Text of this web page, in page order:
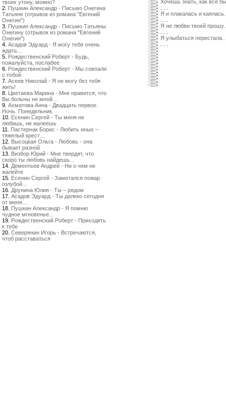
твоих утону, можно?
2. Пушкин Александр - Письмо Онегина
Татьяне (отрывок из романа "Евгений
Онегин")
3. Пушкин Александр - Письмо Татьяны
Онегину (отрывок из романа "Евгений
Онегин")
4. Асадов Эдуард - Я могу тебя очень
ждать…
5. Рождественский Роберт - Будь,
пожалуйста, послабее
6. Рождественский Роберт - Мы совпали
с тобой
7. Асеев Николай - Я не могу без тебя
жить!
8. Цветаева Марина - Мне нравится, что
Вы больны не мной…
9. Ахматова Анна - Двадцать первое.
Ночь. Понедельник.
10. Есенин Сергей - Ты меня не
любишь, не жалеешь
11. Пастернак Борис - Любить иных –
тяжелый крест…
12. Высоцкая Ольга - Любовь - она
бывает разной
13. Визбор Юрий - Мне твердят, что
скоро ты любовь найдешь...
14. Дементьев Андрей - Ни о чем не
жалейте
15. Есенин Сергей - Заметался пожар
голубой...
16. Друнина Юлия - Ты – рядом
17. Асадов Эдуард - Ты далеко сегодня
от меня…
18. Пушкин Александр - Я помню
чудное мгновенье...
19. Рождественский Роберт - Приходить
к тебе
20. Северянин Игорь - Встречаются,
чтоб расставаться
Хочешь знать, как все
Я и плакалась и
Я не любви твоей
Я улыбаться